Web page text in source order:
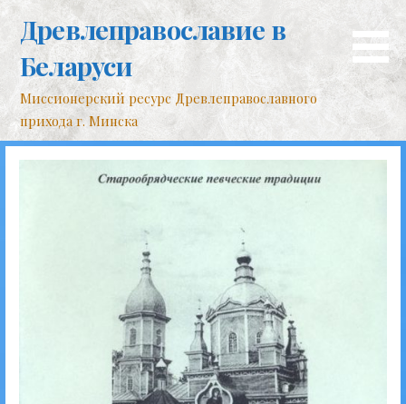
контенту
Древлеправославие в
Беларуси
Миссионерский ресурс Древлеправославного
прихода г. Минска